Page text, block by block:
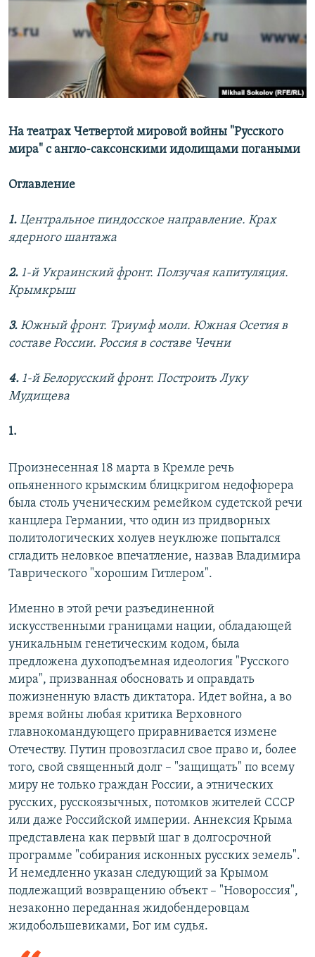
РАСПИСАНИЕ ВЕЩАНИЯ
ПОДПИШИТЕСЬ НА РАССЫЛКУ
СОЦИАЛЬНЫЕ СЕТИ
На театрах Четвертой мировой войны "Русского
мира" с англо-саксонскими идолищами погаными
Оглавление
1. Центральное пиндосское направление. Крах
ядерного шантажа
2. 1-й Украинский фронт. Ползучая капитуляция.
Крымкрыш
3. Южный фронт. Триумф моли. Южная Осетия в
составе России. Россия в составе Чечни
4. 1-й Белорусский фронт. Построить Луку
Мудищева
1.
Произнесенная 18 марта в Кремле речь
опьяненного крымским блицкригом недофюрера
была столь ученическим ремейком судетской речи
канцлера Германии, что один из придворных
политологических холуев неуклюже попытался
сгладить неловкое впечатление, назвав Владимира
Таврического "хорошим Гитлером".
Именно в этой речи разъединенной
искусственными границами нации, обладающей
уникальным генетическим кодом, была
предложена духоподъемная идеология "Русского
мира", призванная обосновать и оправдать
пожизненную власть диктатора. Идет война, а во
время войны любая критика Верховного
главнокомандующего приравнивается измене
Отечеству. Путин провозгласил свое право и, более
того, свой священный долг – "защищать" по всему
миру не только граждан России, а этнических
русских, русскоязычных, потомков жителей СССР
или даже Российской империи. Аннексия Крыма
представлена как первый шаг в долгосрочной
программе "собирания исконных русских земель".
И немедленно указан следующий за Крымом
подлежащий возвращению объект – "Новороссия",
незаконно переданная жидобендеровцам
жидобольшевиками, Бог им судья.